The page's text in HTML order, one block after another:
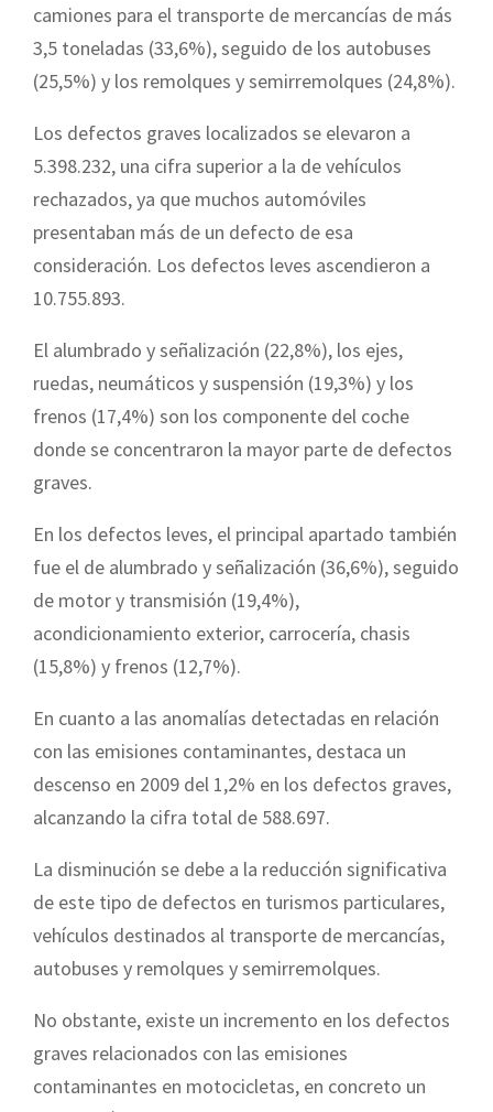
camiones para el transporte de mercancías de más
3,5 toneladas (33,6%), seguido de los autobuses
(25,5%) y los remolques y semirremolques (24,8%).
Los defectos graves localizados se elevaron a
5.398.232, una cifra superior a la de vehículos
rechazados, ya que muchos automóviles
presentaban más de un defecto de esa
consideración. Los defectos leves ascendieron a
10.755.893.
El alumbrado y señalización (22,8%), los ejes,
ruedas, neumáticos y suspensión (19,3%) y los
frenos (17,4%) son los componente del coche
donde se concentraron la mayor parte de defectos
graves.
En los defectos leves, el principal apartado también
fue el de alumbrado y señalización (36,6%), seguido
de motor y transmisión (19,4%),
acondicionamiento exterior, carrocería, chasis
(15,8%) y frenos (12,7%).
En cuanto a las anomalías detectadas en relación
con las emisiones contaminantes, destaca un
descenso en 2009 del 1,2% en los defectos graves,
alcanzando la cifra total de 588.697.
La disminución se debe a la reducción significativa
de este tipo de defectos en turismos particulares,
vehículos destinados al transporte de mercancías,
autobuses y remolques y semirremolques.
No obstante, existe un incremento en los defectos
graves relacionados con las emisiones
contaminantes en motocicletas, en concreto un